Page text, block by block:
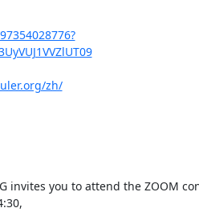
zh/
invites you to attend the ZOOM